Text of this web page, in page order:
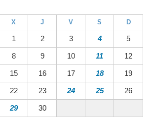
X J V S D
1 2 3 4 5
8 9 10 11 12
15 16 17 18 19
22 23 24 25 26
29 30